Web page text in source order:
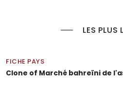
LES PLUS
FICHE PAYS
Clone of Marché bahreïni de